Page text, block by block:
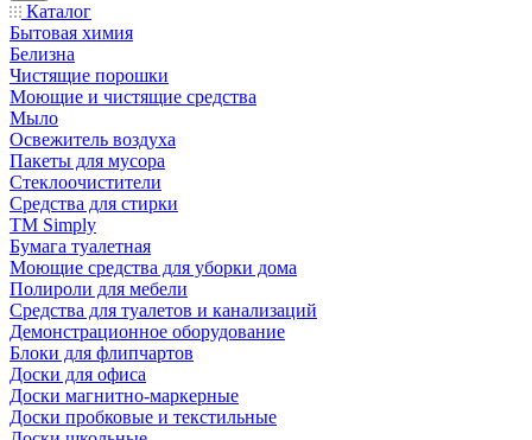
Каталог
Бытовая химия
Белизна
Чистящие порошки
Моющие и чистящие средства
Мыло
Освежитель воздуха
Пакеты для мусора
Стеклоочистители
Средства для стирки
TM Simply
Бумага туалетная
Моющие средства для уборки дома
Полироли для мебели
Средства для туалетов и канализаций
Демонстрационное оборудование
Блоки для флипчартов
Доски для офиса
Доски магнитно-маркерные
Доски пробковые и текстильные